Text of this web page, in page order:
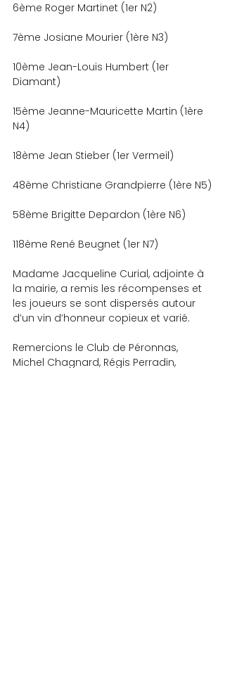
6ème Roger Martinet (1er N2)
7ème Josiane Mourier (1ère N3)
10ème Jean-Louis Humbert (1er
Diamant)
15ème Jeanne-Mauricette Martin (1ère
N4)
18ème Jean Stieber (1er Vermeil)
48ème Christiane Grandpierre (1ère N5)
58ème Brigitte Depardon (1ère N6)
118ème René Beugnet (1er N7)
Madame Jacqueline Curial, adjointe à
la mairie, a remis les récompenses et
les joueurs se sont dispersés autour
d’un vin d’honneur copieux et varié.
Remercions le Club de Péronnas,
Michel Chagnard, Régis Perradin,